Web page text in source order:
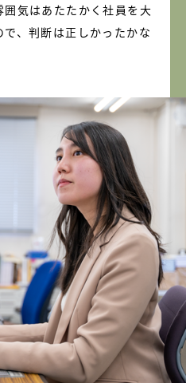
気はあたたかく社員を大
、判断は正しかったかな